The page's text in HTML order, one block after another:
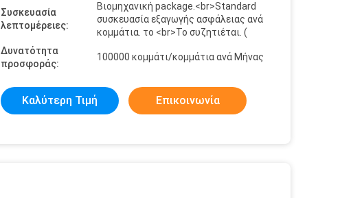
Συσκευασία
λεπτομέρειες:
Βιομηχανική package.<br>Standard
συσκευασία εξαγωγής ασφάλειας ανά
κομμάτια. το <br>To συζητιέται. (
Δυνατότητα
προσφοράς:
100000 κομμάτι/κομμάτια ανά Μήνας
Καλύτερη Τιμή Επικοινωνία